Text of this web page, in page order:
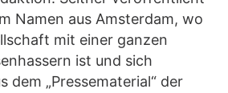
Namen aus Amsterdam, wo
mit einer ganzen
ist und sich
dem „Pressematerial“ der